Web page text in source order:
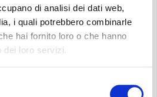
di analisi dei dati web,
i quali potrebbero combinarle
hai fornito loro o che hanno
dei loro servizi.
Envío gratuito en
toda Italia.